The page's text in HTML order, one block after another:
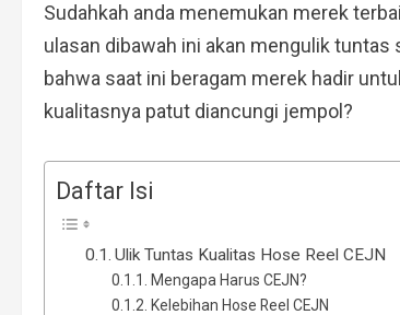
Sudahkah anda menemukan merek
ulasan dibawah ini akan mengulik
bahwa saat ini beragam merek hadir
kualitasnya patut diancungi jempol?
Daftar Isi
Ulik Tuntas Kualitas Hose Reel CEJN
Mengapa Harus CEJN?
Kelebihan Hose Reel CEJN